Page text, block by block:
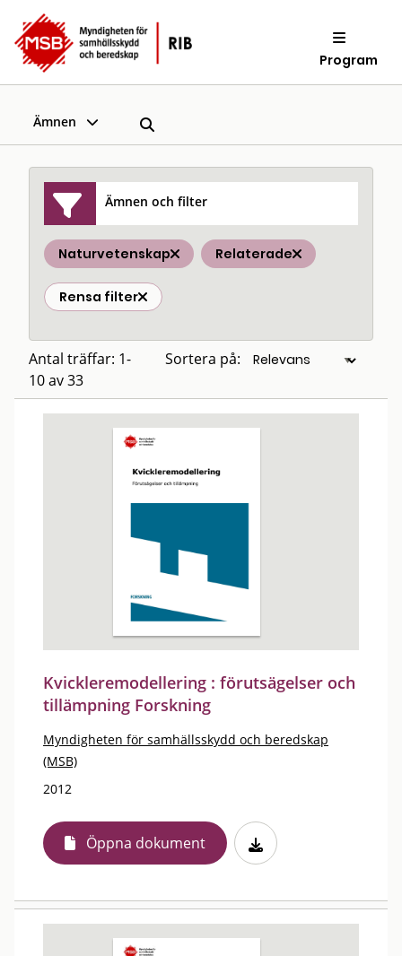
Program
Ämnen
Ämnen och filter
Naturvetenskap Relaterade
Rensa filter
Antal träffar: 1-
10 av 33
Sortera på:
Kvickleremodellering : förutsägelser och
tillämpning Forskning
Myndigheten för samhällsskydd och beredskap
(MSB)
2012
Öppna dokument